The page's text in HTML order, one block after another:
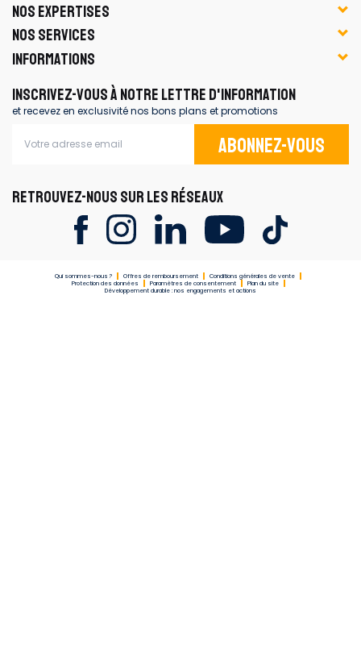
NOS EXPERTISES
NOS SERVICES
INFORMATIONS
INSCRIVEZ-VOUS À NOTRE LETTRE D'INFORMATION
et recevez en exclusivité nos bons plans et promotions
Abonnez-vous
RETROUVEZ-NOUS SUR LES RÉSEAUX
Qui sommes-nous ? Offres de remboursement
Conditions générales de vente
Protection des données
Paramètres de consentement
Plan du site
Développement durable : nos engagements et actions